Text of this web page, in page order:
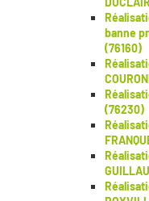
banne
(76160)
(76230)